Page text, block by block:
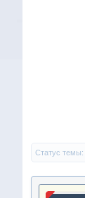
Статус темы: